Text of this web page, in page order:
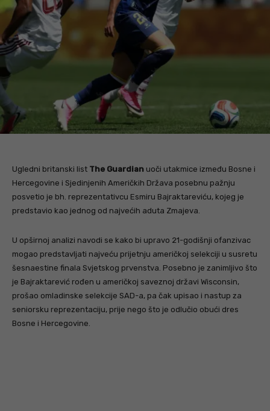
Ugledni britanski list The Guardian uoči utakmice između Bosne i
Hercegovine i Sjedinjenih Američkih Država posebnu pažnju
posvetio je bh. reprezentativcu Esmiru Bajraktareviću, kojeg je
predstavio kao jednog od najvećih aduta Zmajeva.
U opširnoj analizi navodi se kako bi upravo 21-godišnji ofanzivac
mogao predstavljati najveću prijetnju američkoj selekciji u susretu
šesnaestine finala Svjetskog prvenstva. Posebno je zanimljivo što
je Bajraktarević rođen u američkoj saveznoj državi Wisconsin,
prošao omladinske selekcije SAD-a, pa čak upisao i nastup za
seniorsku reprezentaciju, prije nego što je odlučio obući dres
Bosne i Hercegovine.